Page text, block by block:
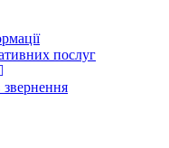
послуг
звернення